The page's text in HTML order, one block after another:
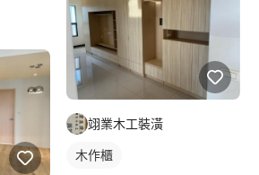
翊業木工裝潢
木作櫃